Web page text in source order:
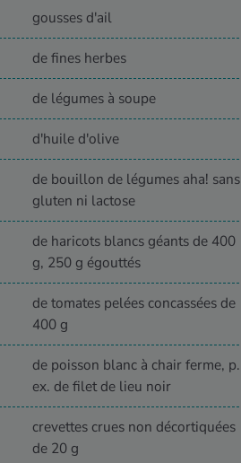
gousses d'ail
de fines herbes
de légumes à soupe
d'huile d'olive
de bouillon de légumes aha! sans
gluten ni lactose
de haricots blancs géants de 400
g, 250 g égouttés
de tomates pelées concassées de
400 g
de poisson blanc à chair ferme, p.
ex. de filet de lieu noir
crevettes crues non décortiquées
de 20 g